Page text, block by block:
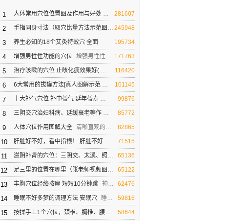
1 人体常用穴位位置图及作用与好处 人体十大要穴图解
281607
2 手指同身寸法（取穴比量方法示范图同身寸定位法（取穴比量方法示范图）
245948
3 养生必知的18个艾灸特效穴 全面 195734
4 增强男性性功能的穴位 增强男性性功能的穴位 171763
5 治疗咳嗽的穴位 止咳化痰效果好( 治疗咳嗽的穴位 止咳化痰效果非常好(视频图解)
116420
6 6大常用的拔罐方法[真人图解示范 真人图解示 常见的范拔罐方法
101145
7 十大补气穴位 补中益气 延年益寿 人体十大补气穴位
99876
8 三阴交穴治妇科病、延缓衰老等作 三阴交穴治妇科病、延缓衰老等作用（视频图
85772
9 人体穴位作用图解大全 清晰直观的人体穴位作用【图解大全】 82865
10 肝脏好不好，看中指根！ 肝脏不好的 肝脏好不好，看中指根！ 肝脏不好的症状
71515
11 滋阴补肾的穴位：三阴交、太溪、照人体神秘的三角区 滋阴补肾的穴位
65136
12 足三里的位置在哪里（张老师视频图揉按足三里穴滋补养胃 促食欲(张老师视频图
65122
13 丰胸穴位经络按摩 短短10分钟跳 神奇的经络丰胸穴位按摩[视频] 62476
14 睡眠不好多梦的调理方法 安眠穴 睡眠不好多梦的调理方法 安眠穴助睡眠 59816
15 按揉手上1个穴位，颈椎、胸椎、腰 按揉手上1个穴位，颈椎、胸椎、腰椎就不疼
58644